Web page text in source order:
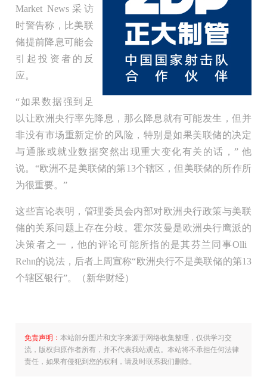
Market News采访
时警告称，比美联
储提前降息可能会
引起投资者的反
应。
“如果数据强到足
以让欧洲央行率先降息，那么降息就有可能发生，但并
非没有市场重新定价的风险，特别是如果美联储的决定
与通胀或就业数据突然出现重大变化有关的话，” 他
说。“欧洲不是美联储的第13个辖区，但美联储的所作所
为很重要。”
这些言论表明，管理委员会内部对欧洲央行政策与美联
储的关系问题上存在分歧。霍尔茨曼是欧洲央行鹰派的
决策者之一，他的评论可能所指的是其芬兰同事Olli
Rehn的说法，后者上周宣称“欧洲央行不是美联储的第13
个辖区银行”。（新华财经）
免责声明：本站部分图片和文字来源于网络收集整理，仅供学习交
流，版权归原作者所有，并不代表我站观点。本站将不承担任何法律
责任，如果有侵犯到您的权利，请及时联系我们删除。